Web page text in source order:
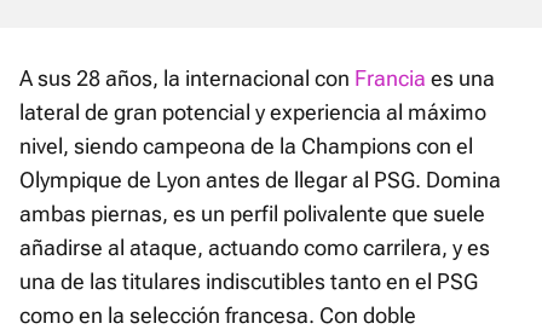
A sus 28 años, la internacional con Francia es una
lateral de gran potencial y experiencia al máximo
nivel, siendo campeona de la Champions con el
Olympique de Lyon antes de llegar al PSG. Domina
ambas piernas, es un perfil polivalente que suele
añadirse al ataque, actuando como carrilera, y es
una de las titulares indiscutibles tanto en el PSG
como en la selección francesa. Con doble